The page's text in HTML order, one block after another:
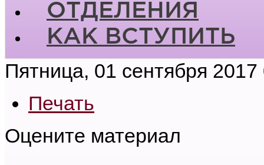
ОТДЕЛЕНИЯ
КАК ВСТУПИТЬ
Пятница, 01 сентября 2017
Печать
Оцените материал